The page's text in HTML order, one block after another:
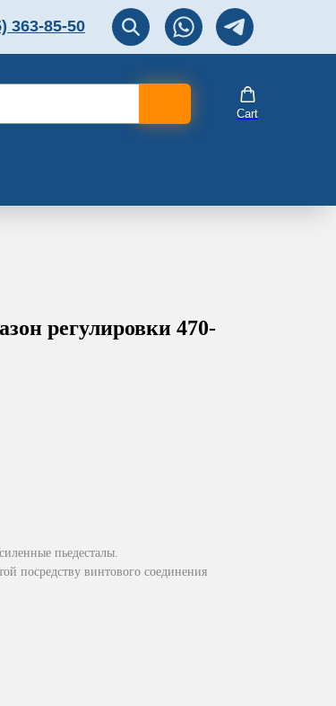
Перезвоните мне!
363-85-50
Cart
регулировки 470-
пьедесталы.
посредству винтового соединения